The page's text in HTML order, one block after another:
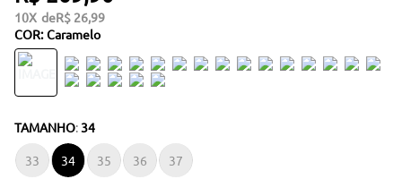
10 R$ 26,99
COR: Caramelo
TAMANHO: 34
33 34 35 36 37